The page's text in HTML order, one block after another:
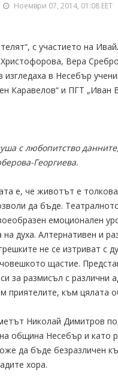
Ноември 07, 2014, 01:08 EET
с участието на
Вера
в Несебър
Каравелов“ и ПГТ „Иван
с любопитство
Георгиева.
е, че животът е
да бъде.
емоционален
духа. Алтернативен и
не се изтриват с
щастие.
за размисъл с различни
приятелите, към цялата
Николай Димитров
община Несебър и като
да бъде безразличен
хора.